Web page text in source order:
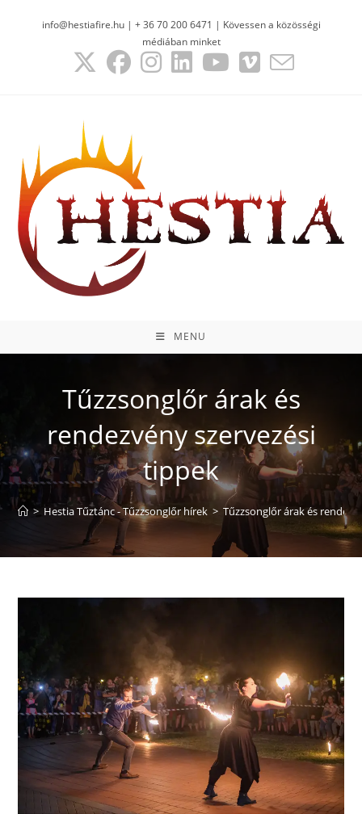
info@hestiafire.hu | + 36 70 200 6471 | Kövessen a közösségi
médiában minket
MENU
Tűzzsonglőr árak és
rendezvény szervezési
tippek
> Hestia Tűztánc - Tűzzsonglőr hírek > Tűzzsonglőr árak és